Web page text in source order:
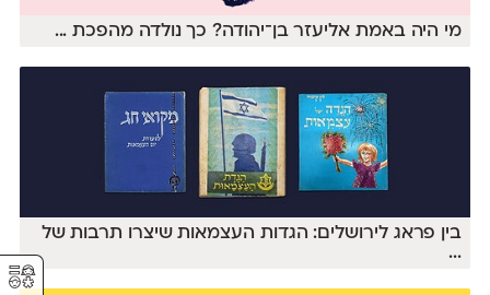
מי היה באמת אליעזר בן־יהודה? כך נולדה מהפכת...
בין פראג לירושלים: הגדות העצמאות שיצרו תרבות של
...
⚥︎